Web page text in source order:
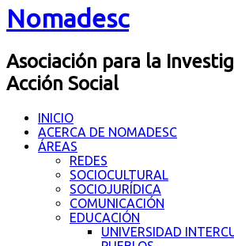
Nomadesc
Asociación para la
Acción Social
INICIO
ACERCA DE NOMADESC
ÁREAS
REDES
SOCIOCULTURAL
SOCIOJURÍDICA
COMUNICACIÓN
EDUCACIÓN
UNIVERSIDAD